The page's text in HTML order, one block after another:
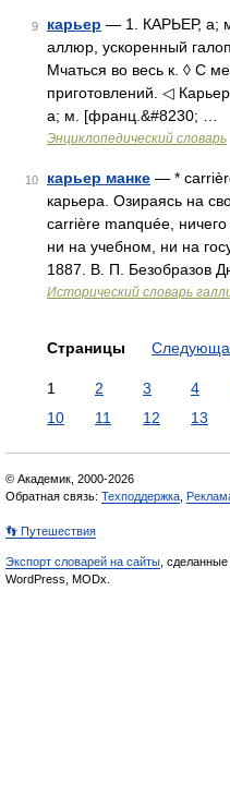
9 карьер — 1. КАРЬЕР, а;
аллюр, ускоренный
Мчаться во весь к. ◊ С
приготовлений. ◁
а; м. [франц.&#8230; …
Энциклопедический словарь
10 карьер манке — *
карьера. Озираясь на
carrière manquée,
ни на учебном, ни на
1887. В. П. Безобразов
Исторический словарь
Страницы
1 2 3 4
10
11 12 13
© Академик, 2000-2026
Обратная связь: Техподдержка
👣 Путешествия
Экспорт словарей на сайты ,
WordPress, MODx.